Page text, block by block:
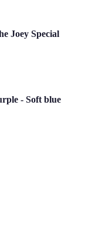
Joey Special
- Soft blue